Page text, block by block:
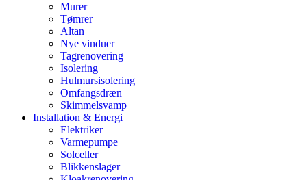
Murer
Tømrer
Altan
Nye vinduer
Tagrenovering
Isolering
Hulmursisolering
Omfangsdræn
Skimmelsvamp
Installation & Energi
Elektriker
Varmepumpe
Solceller
Blikkenslager